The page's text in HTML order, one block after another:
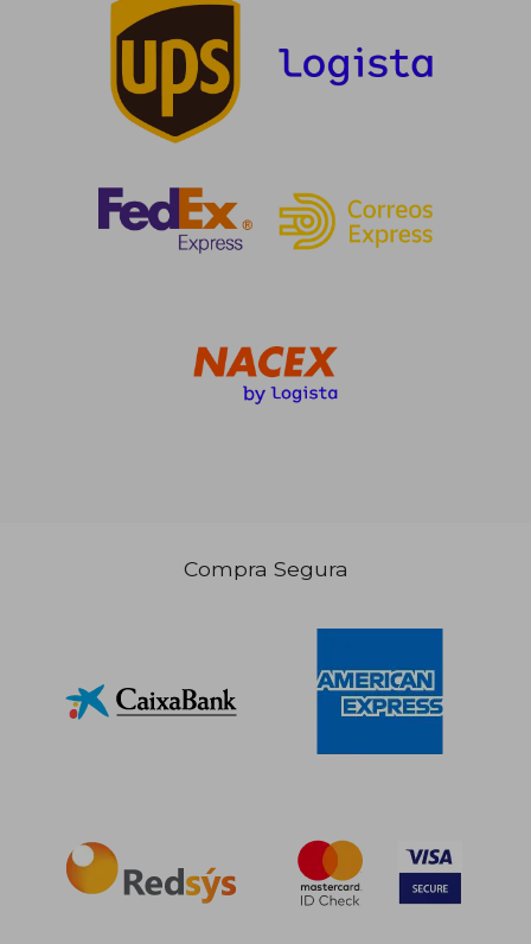
Compra Segura